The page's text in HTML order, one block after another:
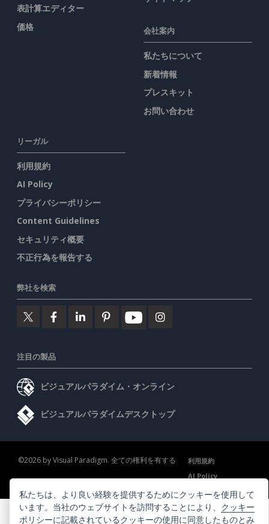
表計算エディター
価格
会社案内
私たちについて
新着情報
プレスキット
お問い合わせ
リーガル
利用規約
AI Policy
プライバシーポリシー
Content Guidelines
セキュリティ概要
不正行為を報告する
弊社を検索
注目の製品
ビジュアルパラダイム・オンライン
ビジュアルパラダイムデスクトップ
©2026 by Visual Paradigm. 全ての権利を有する
利用規約
AI Policy
プライバシーポリシー
Content Guidelines セキュリティ概要
私たちは、より良い経験を提供するためにクッキーを使用して
います。当社のウェブサイトを訪問することにより、 クッキー
ポリシーに記載されているクッキーの使用に同意したものとみ